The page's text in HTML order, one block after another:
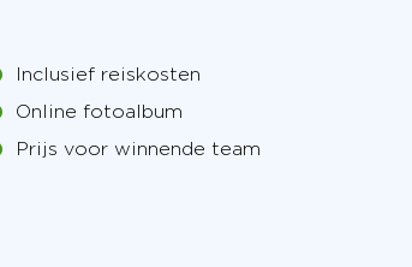
Inclusief reiskosten
Online fotoalbum
Prijs voor winnende team